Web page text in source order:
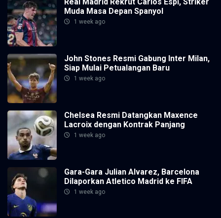
Real Madrid Rekrut Carlos Espi, Striker
Muda Masa Depan Spanyol
1 week ago
John Stones Resmi Gabung Inter Milan,
Siap Mulai Petualangan Baru
1 week ago
Chelsea Resmi Datangkan Maxence
Lacroix dengan Kontrak Panjang
1 week ago
Gara-Gara Julian Alvarez, Barcelona
Dilaporkan Atletico Madrid ke FIFA
1 week ago